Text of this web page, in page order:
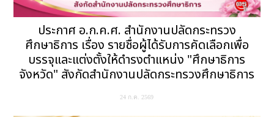
ประกาศ อ.ก.ค.ศ. สำนักงานปลัดกระทรวง
ศึกษาธิการ เรื่อง รายชื่อผู้ได้รับการคัดเลือกเพื่อ
บรรจุและแต่งตั้งให้ดำรงตำแหน่ง "ศึกษาธิการ
จังหวัด" สังกัดสำนักงานปลัดกระทรวงศึกษาธิการ
24 ก.ค. 2569